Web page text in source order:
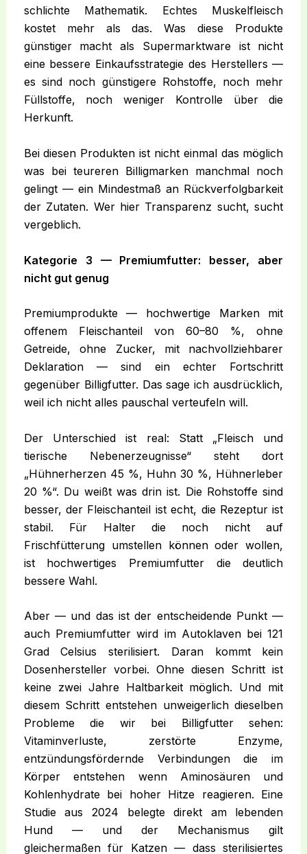
schlichte Mathematik. Echtes Muskelfleisch
kostet mehr als das. Was diese Produkte
günstiger macht als Supermarktware ist nicht
eine bessere Einkaufsstrategie des Herstellers —
es sind noch günstigere Rohstoffe, noch mehr
Füllstoffe, noch weniger Kontrolle über die
Herkunft.
Bei diesen Produkten ist nicht einmal das möglich
was bei teureren Billigmarken manchmal noch
gelingt — ein Mindestmaß an Rückverfolgbarkeit
der Zutaten. Wer hier Transparenz sucht, sucht
vergeblich.
Kategorie 3 — Premiumfutter: besser, aber
nicht gut genug
Premiumprodukte — hochwertige Marken mit
offenem Fleischanteil von 60–80 %, ohne
Getreide, ohne Zucker, mit nachvollziehbarer
Deklaration — sind ein echter Fortschritt
gegenüber Billigfutter. Das sage ich ausdrücklich,
weil ich nicht alles pauschal verteufeln will.
Der Unterschied ist real: Statt „Fleisch und
tierische Nebenerzeugnisse“ steht dort
„Hühnerherzen 45 %, Huhn 30 %, Hühnerleber
20 %“. Du weißt was drin ist. Die Rohstoffe sind
besser, der Fleischanteil ist echt, die Rezeptur ist
stabil. Für Halter die noch nicht auf
Frischfütterung umstellen können oder wollen,
ist hochwertiges Premiumfutter die deutlich
bessere Wahl.
Aber — und das ist der entscheidende Punkt —
auch Premiumfutter wird im Autoklaven bei 121
Grad Celsius sterilisiert. Daran kommt kein
Dosenhersteller vorbei. Ohne diesen Schritt ist
keine zwei Jahre Haltbarkeit möglich. Und mit
diesem Schritt entstehen unweigerlich dieselben
Probleme die wir bei Billigfutter sehen:
Vitaminverluste, zerstörte Enzyme,
entzündungsfördernde Verbindungen die im
Körper entstehen wenn Aminosäuren und
Kohlenhydrate bei hoher Hitze reagieren. Eine
Studie aus 2024 belegte direkt am lebenden
Hund — und der Mechanismus gilt
gleichermaßen für Katzen — dass sterilisiertes